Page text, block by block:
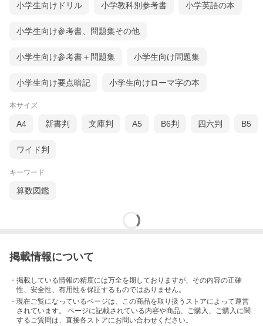
小学生向けドリル 小学教科別参考書 小学英語の本
小学生向け参考書、問題集その他
小学生向け参考書＋問題集 小学生向け問題集
小学生向け要点暗記 小学生向けローマ字の本
本サイズ
A4 新書判 文庫判 A5 B6判 四六判 B5
ワイド判
キーワード
算数図鑑
掲載情報について
・掲載している情報の精度には万全を期しておりますが、その内容の正確
性、安全性、有用性を保証するものではありません。
・現在ご覧になっているページは、この商品を取り扱うストアによって運営
されています。 ページに記載されている内容や商品、ご購入 、ご購入に関
するご質問は、直接各ストアにお問い合わせください。